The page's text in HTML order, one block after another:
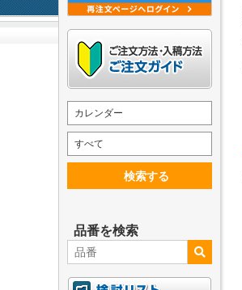
カレンダー
すべて
検索する
品番を検索